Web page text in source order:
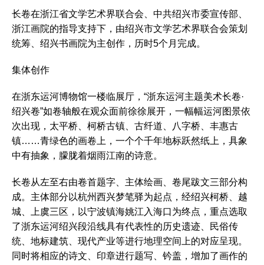
长卷在浙江省文学艺术界联合会、中共绍兴市委宣传部、
浙江画院的指导支持下，由绍兴市文学艺术界联合会策划
统筹、绍兴书画院为主创作，历时5个月完成。
集体创作
在浙东运河博物馆一楼临展厅，“浙东运河主题美术长卷·
绍兴卷”如卷轴般在观众面前徐徐展开，一幅幅运河图景依
次出现，太平桥、柯桥古镇、古纤道、八字桥、丰惠古
镇……青绿色的画卷上，一个个千年地标跃然纸上，具象
中有抽象，朦胧着烟雨江南的诗意。
长卷从左至右由卷首题字、主体绘画、卷尾跋文三部分构
成。主体部分以杭州西兴梦笔驿为起点，经绍兴柯桥、越
城、上虞三区，以宁波镇海姚江入海口为终点，重点选取
了浙东运河绍兴段沿线具有代表性的历史遗迹、民俗传
统、地标建筑、现代产业等进行地理空间上的对应呈现。
同时将相应的诗文、印章进行题写、钤盖，增加了画作的